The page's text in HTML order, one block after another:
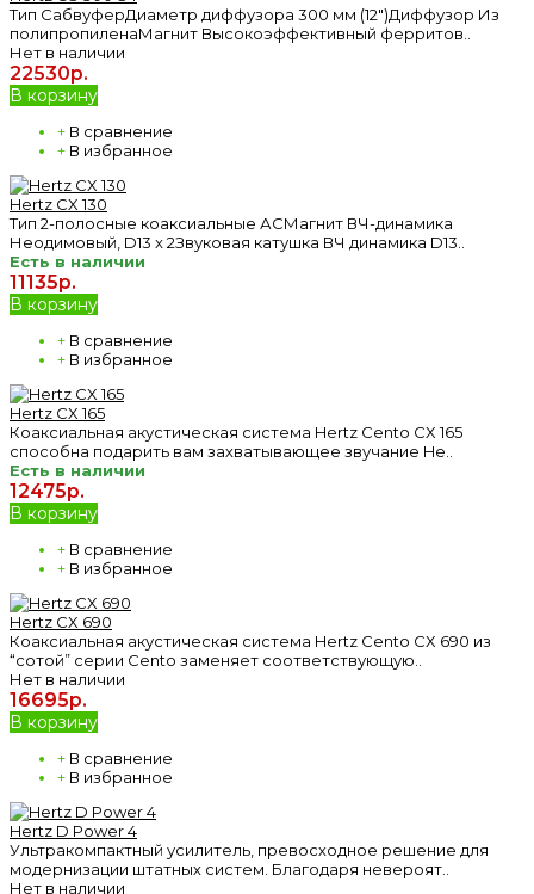
Тип СабвуферДиаметр диффузора 300 мм (12")Диффузор Из
полипропиленаМагнит Высокоэффективный ферритов..
Нет в наличии
22530р.
В корзину
+ В сравнение
+ В избранное
Hertz CX 130
Тип 2-полосные коаксиальные АСМагнит ВЧ-динамика
Неодимовый, D13 x 2Звуковая катушка ВЧ динамика D13..
Есть в наличии
11135р.
В корзину
+ В сравнение
+ В избранное
Hertz CX 165
Коаксиальная акустическая система Hertz Cento CX 165
способна подарить вам захватывающее звучание He..
Есть в наличии
12475р.
В корзину
+ В сравнение
+ В избранное
Hertz CX 690
Коаксиальная акустическая система Hertz Cento CX 690 из
“сотой” серии Cento заменяет соответствующую..
Нет в наличии
16695р.
В корзину
+ В сравнение
+ В избранное
Hertz D Power 4
Ультракомпактный усилитель, превосходное решение для
модернизации штатных систем. Благодаря невероят..
Нет в наличии